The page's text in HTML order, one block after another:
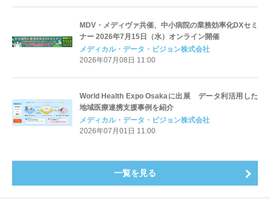
MDV・メディヴァ共催、中小病院の業務効率化DXセミ
ナー 2026年7月15日（水）オンライン開催
メディカル・データ・ビジョン株式会社
2026年07月08日 11:00
World Health Expo Osakaに出展 データ利活用した
地域医療連携支援事例を紹介
メディカル・データ・ビジョン株式会社
2026年07月01日 11:00
一覧を見る